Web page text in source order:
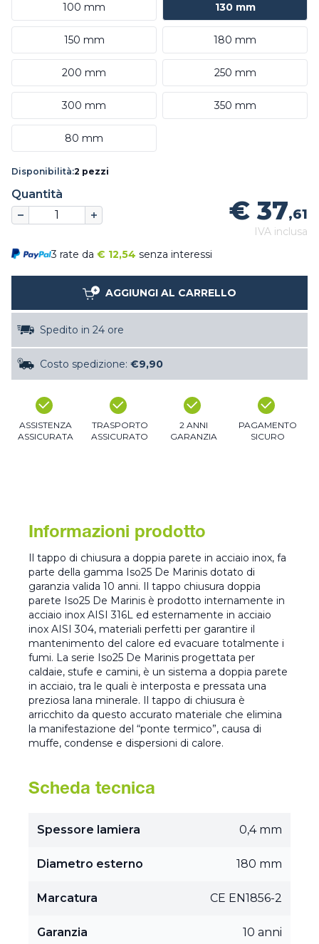
100 mm 130 mm
150 mm 180 mm
200 mm 250 mm
300 mm 350 mm
80 mm
Disponibilità:2 pezzi
Quantità
€ 37,61
IVA inclusa
3 rate da € 12,54 senza interessi
AGGIUNGI AL CARRELLO
Spedito in 24 ore
Costo spedizione: €9,90
ASSISTENZA
ASSICURATA
TRASPORTO
ASSICURATO
2 ANNI
GARANZIA
PAGAMENTO
SICURO
Informazioni prodotto
Il tappo di chiusura a doppia parete in acciaio inox, fa
parte della gamma Iso25 De Marinis dotato di
garanzia valida 10 anni. Il tappo chiusura doppia
parete Iso25 De Marinis è prodotto internamente in
acciaio inox AISI 316L ed esternamente in acciaio
inox AISI 304, materiali perfetti per garantire il
mantenimento del calore ed evacuare totalmente i
fumi. La serie Iso25 De Marinis progettata per
caldaie, stufe e camini, è un sistema a doppia parete
in acciaio, tra le quali è interposta e pressata una
preziosa lana minerale. Il tappo di chiusura è
arricchito da questo accurato materiale che elimina
la manifestazione del “ponte termico”, causa di
muffe, condense e dispersioni di calore.
Scheda tecnica
Spessore lamiera 0,4 mm
Diametro esterno 180 mm
Marcatura CE EN1856-2
Garanzia 10 anni